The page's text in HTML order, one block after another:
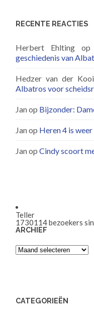
RECENTE REACTIES
Herbert Ehlting op
geschiedenis van
Hedzer van der Kooi
Albatros voor
Janop Bijzonder:
Janop Heren 4 is
JanopCindy scoort
Teller
1730114bezoekers
ARCHIEF
Archief
CATEGORIEËN